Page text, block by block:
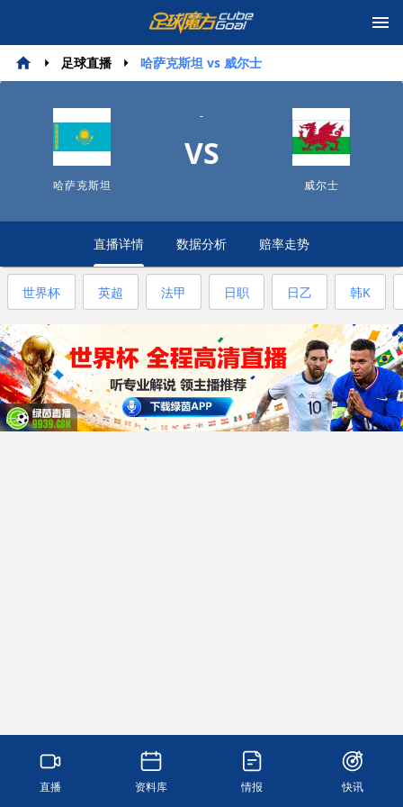
足球直播 哈萨克斯坦 vs 威尔士
哈萨克斯坦
-
VS
威尔士
直播详情 数据分析 赔率走势
世界杯 英超 法甲 日职 日乙 韩K
直播 资料库 情报 快讯